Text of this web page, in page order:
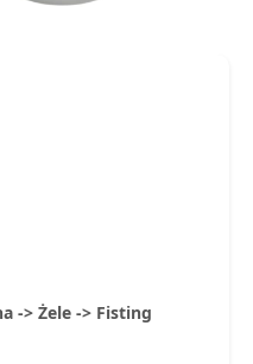
-> Żele -> Fisting